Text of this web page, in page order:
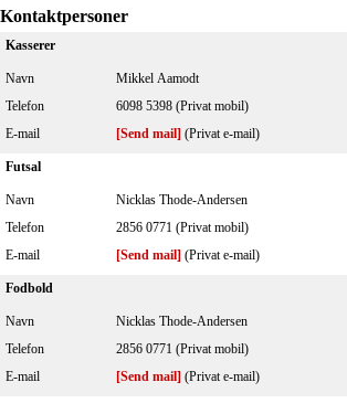
Kontaktpersoner
Kasserer
Navn
Mikkel Aamodt
Telefon
6098 5398 (Privat mobil)
E-mail
[Send mail] (Privat e-mail)
Futsal
Navn
Nicklas Thode-Andersen
Telefon
2856 0771 (Privat mobil)
E-mail
[Send mail] (Privat e-mail)
Fodbold
Navn
Nicklas Thode-Andersen
Telefon
2856 0771 (Privat mobil)
E-mail
[Send mail] (Privat e-mail)